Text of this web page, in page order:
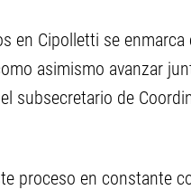
en Cipolletti se enmarca
asimismo avanzar
subsecretario de
proceso en constante